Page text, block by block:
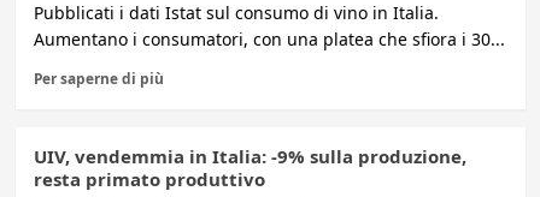
Pubblicati i dati Istat sul consumo di vino in Italia.
Aumentano i consumatori, con una platea che sfiora i 30...
Per saperne di più
UIV, vendemmia in Italia: -9% sulla produzione,
resta primato produttivo